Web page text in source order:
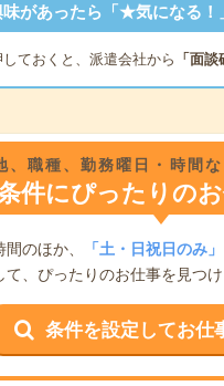
味があったら「★気になる！
しておくと、派遣会社から 「面談
、職種、勤務曜日・時間
件にぴったりの
のほか、 「土・日祝日のみ
、ぴったりのお仕事を見つ
条件を設定してお仕